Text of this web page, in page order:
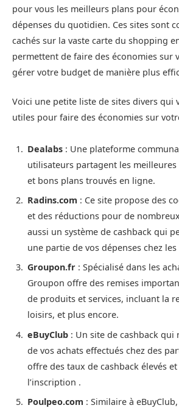
pour vous les meilleurs plans pour
dépenses du quotidien. Ces sites sont
cachés sur la vaste carte du shopping
permettent de faire des économies sur
gérer votre budget de manière plus
Voici une petite liste de sites divers qui
utiles pour faire des économies sur
Dealabs : Une plateforme
utilisateurs partagent les
et bons plans trouvés en ligne.
Radins.com : Ce site propose des
et des réductions pour de
aussi un système de cashback qui
une partie de vos dépenses chez
Groupon.fr : Spécialisé dans les
Groupon offre des remises
de produits et services, incluant la
loisirs, et plus encore​.
eBuyClub : Un site de cashback qui
de vos achats effectués chez des
offre des taux de cashback élevés
l’inscription​ ​.
Poulpeo.com : Similaire à eBuyClub,